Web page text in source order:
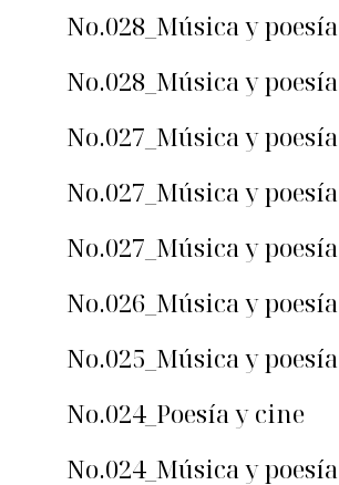
No.028_Música y poesía
No.028_Música y poesía
No.027_Música y poesía
No.027_Música y poesía
No.027_Música y poesía
No.026_Música y poesía
No.025_Música y poesía
No.024_Poesía y cine
No.024_Música y poesía